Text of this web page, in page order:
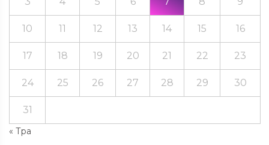
« Тра
10 11 12 13 14 15 16
17 18 19 20 21 22 23
24 25 26 27 28 29 30
31